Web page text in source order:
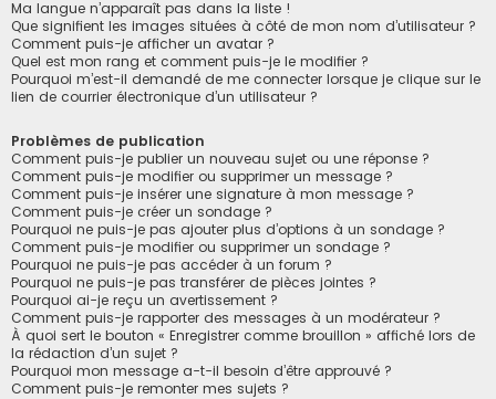
Ma langue n’apparaît pas dans la liste !
Que signifient les images situées à côté de mon nom d’utilisateur ?
Comment puis-je afficher un avatar ?
Quel est mon rang et comment puis-je le modifier ?
Pourquoi m’est-il demandé de me connecter lorsque je clique sur le
lien de courrier électronique d’un utilisateur ?
Problèmes de publication
Comment puis-je publier un nouveau sujet ou une réponse ?
Comment puis-je modifier ou supprimer un message ?
Comment puis-je insérer une signature à mon message ?
Comment puis-je créer un sondage ?
Pourquoi ne puis-je pas ajouter plus d’options à un sondage ?
Comment puis-je modifier ou supprimer un sondage ?
Pourquoi ne puis-je pas accéder à un forum ?
Pourquoi ne puis-je pas transférer de pièces jointes ?
Pourquoi ai-je reçu un avertissement ?
Comment puis-je rapporter des messages à un modérateur ?
À quoi sert le bouton « Enregistrer comme brouillon » affiché lors de
la rédaction d’un sujet ?
Pourquoi mon message a-t-il besoin d’être approuvé ?
Comment puis-je remonter mes sujets ?